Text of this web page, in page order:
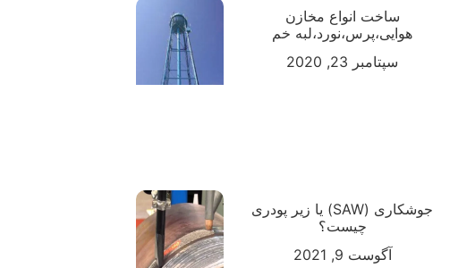
ساخت انواع مخازن
هوایی،پرس،نورد،لبه خم
سپتامبر 23, 2020
جوشکاری (SAW) یا زیر پودری
چیست؟
آگوست 9, 2021